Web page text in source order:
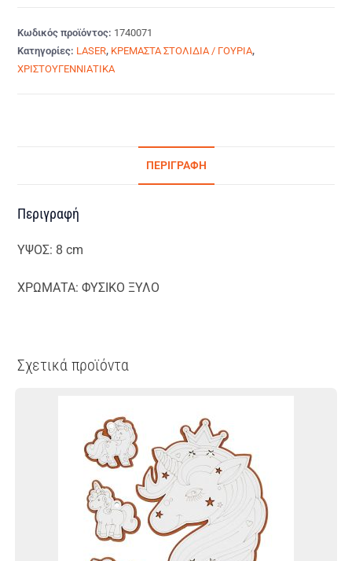
Κωδικός προϊόντος: 1740071
Κατηγορίες: LASER, ΚΡΕΜΑΣΤΑ ΣΤΟΛΙΔΙΑ / ΓΟΥΡΙΑ,
ΧΡΙΣΤΟΥΓΕΝΝΙΑΤΙΚΑ
ΠΕΡΙΓΡΑΦΉ
Περιγραφή
ΥΨΟΣ: 8 cm
ΧΡΩΜΑΤΑ: ΦΥΣΙΚΟ ΞΥΛΟ
Σχετικά προϊόντα